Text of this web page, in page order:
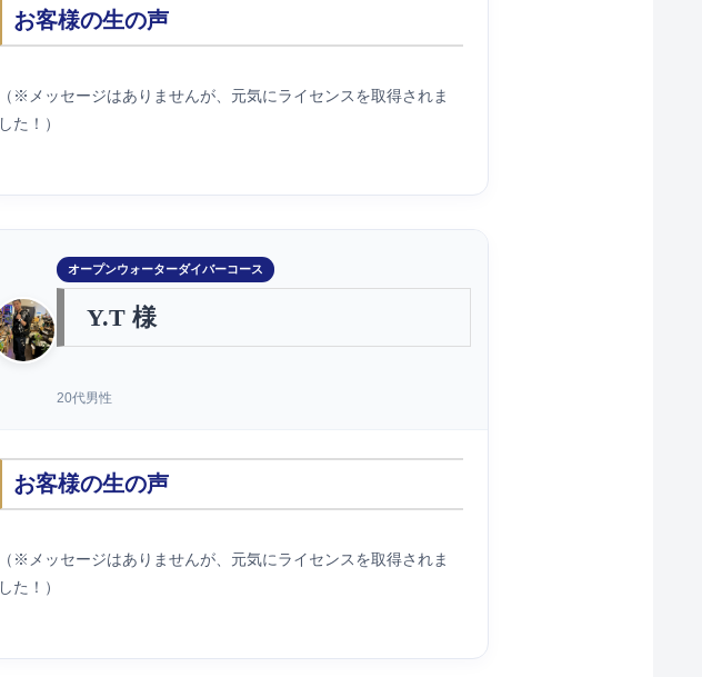
お客様の生の声
（※メッセージはありませんが、元気にライセンスを取得されま
した！）
オープンウォーターダイバーコース
Y.T 様
20代男性
お客様の生の声
（※メッセージはありませんが、元気にライセンスを取得されま
した！）